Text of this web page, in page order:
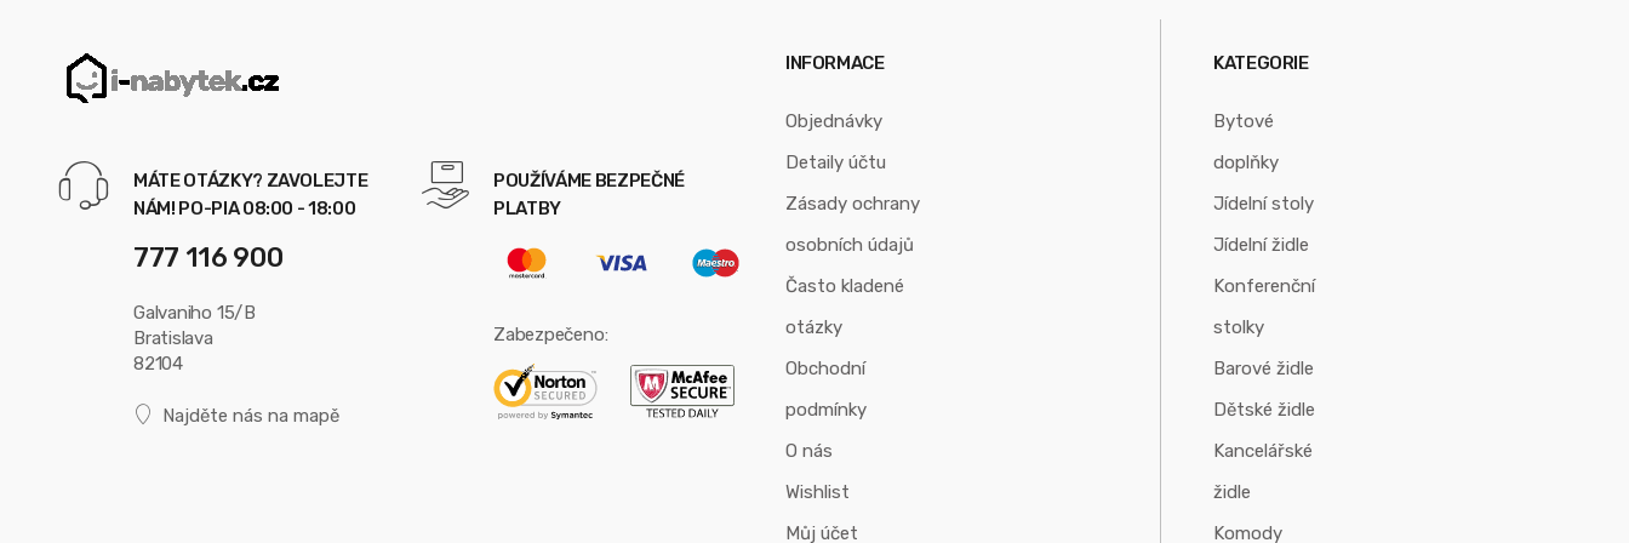
MÁTE OTÁZKY? ZAVOLEJTE
NÁM! PO-PIA 08:00 - 18:00
777 116 900
Galvaniho 15/B
Bratislava
82104
Najděte nás na mapě
POUŽÍVÁME BEZPEČNÉ
PLATBY
Zabezpečeno:
INFORMACE
Objednávky
Detaily účtu
Zásady ochrany
osobních údajů
Často kladené
otázky
Obchodní
podmínky
O nás
Wishlist
Můj účet
KATEGORIE
Bytové
doplňky
Jídelní stoly
Jídelní židle
Konferenční
stolky
Barové židle
Dětské židle
Kancelářské
židle
Komody